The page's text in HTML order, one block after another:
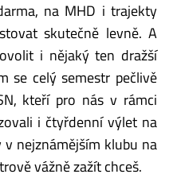
na MHD i trajekty
skutečně levně. A
i nějaký ten dražší
se celý semestr pečlivě
kteří pro nás v rámci
i čtyřdenní výlet na
nejznámějším klubu na
vážně zažít chceš.